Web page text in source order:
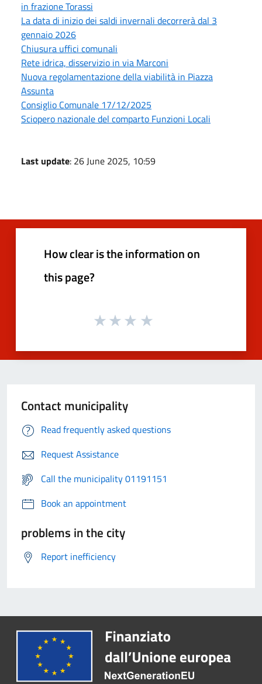
in frazione Torassi
La data di inizio dei saldi invernali decorrerà dal 3
gennaio 2026
Chiusura uffici comunali
Rete idrica, disservizio in via Marconi
Nuova regolamentazione della viabilità in Piazza
Assunta
Consiglio Comunale 17/12/2025
Sciopero nazionale del comparto Funzioni Locali
Last update: 26 June 2025, 10:59
How clear is the information on
this page?
Contact municipality
Read frequently asked questions
Request Assistance
Call the municipality 01191151
Book an appointment
problems in the city
Report inefficiency